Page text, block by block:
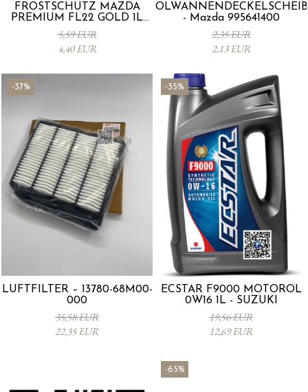
FROSTSCHUTZ MAZDA
PREMIUM FL22 GOLD 1L
L247CL005 4X
5,59 EUR
4,40 EUR
- Mazda 995641400
2,35 EUR
2,13 EUR
-37%
LUFTFILTER – 13780-68M00-
000
35,58 EUR
22,35 EUR
-35%
ECSTAR F9000 MOTORÖL
0W16 1L - SUZUKI
19,56 EUR
12,69 EUR
-65%